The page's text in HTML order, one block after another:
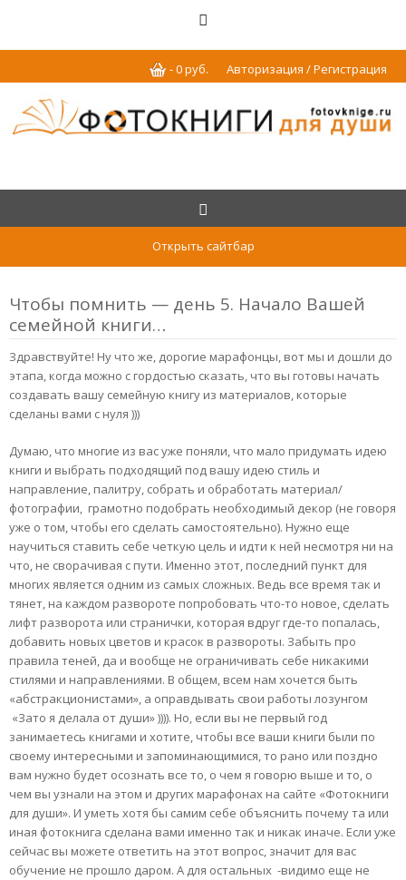
Авторизация / Регистрация
-0руб.
Открыть сайтбар
Чтобы помнить — день 5. Начало Вашей
семейной книги…
Здравствуйте! Ну что же, дорогие марафонцы, вот мы и дошли до
этапа, когда можно с гордостью сказать, что вы готовы начать
создавать вашу семейную книгу из материалов, которые
сделаны вами с нуля )))
Думаю, что многие из вас уже поняли, что мало придумать идею
книги и выбрать подходящий под вашу идею стиль и
направление, палитру, собрать и обработать материал/
фотографии, грамотно подобрать необходимый декор (не говоря
уже о том, чтобы его сделать самостоятельно). Нужно еще
научиться ставить себе четкую цель и идти к ней несмотря ни на
что, не сворачивая с пути. Именно этот, последний пункт для
многих является одним из самых сложных. Ведь все время так и
тянет, на каждом развороте попробовать что-то новое, сделать
лифт разворота или странички, которая вдруг где-то попалась,
добавить новых цветов и красок в развороты. Забыть про
правила теней, да и вообще не ограничивать себе никакими
стилями и направлениями. В общем, всем нам хочется быть
«абстракционистами», а оправдывать свои работы лозунгом
«Зато я делала от души» )))). Но, если вы не первый год
занимаетесь книгами и хотите, чтобы все ваши книги были по
своему интересными и запоминающимися, то рано или поздно
вам нужно будет осознать все то, о чем я говорю выше и то, о
чем вы узнали на этом и других марафонах на сайте «Фотокниги
для души». И уметь хотя бы самим себе объяснить почему та или
иная фотокнига сделана вами именно так и никак иначе. Если уже
сейчас вы можете ответить на этот вопрос, значит для вас
обучение не прошло даром. А для остальных -видимо еще не